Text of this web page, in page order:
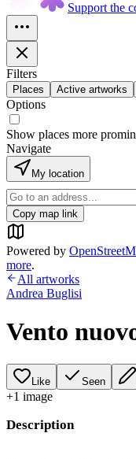
Support the
Filters
Places Active artworks
Options
Show places more
Navigate
My location
Copy map link
Powered by
more.
All artworks
Andrea Buglisi
Vento
Like Seen
+1 image
Description